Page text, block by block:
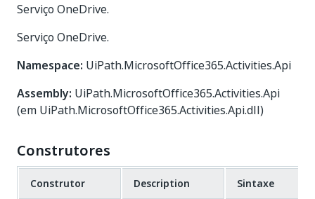
Serviço OneDrive.
Serviço OneDrive.
Namespace: UiPath.MicrosoftOffice365.Activities.Api
Assembly: UiPath.MicrosoftOffice365.Activities.Api
(em UiPath.MicrosoftOffice365.Activities.Api.dll)
Construtores
Construtor Description Sintaxe